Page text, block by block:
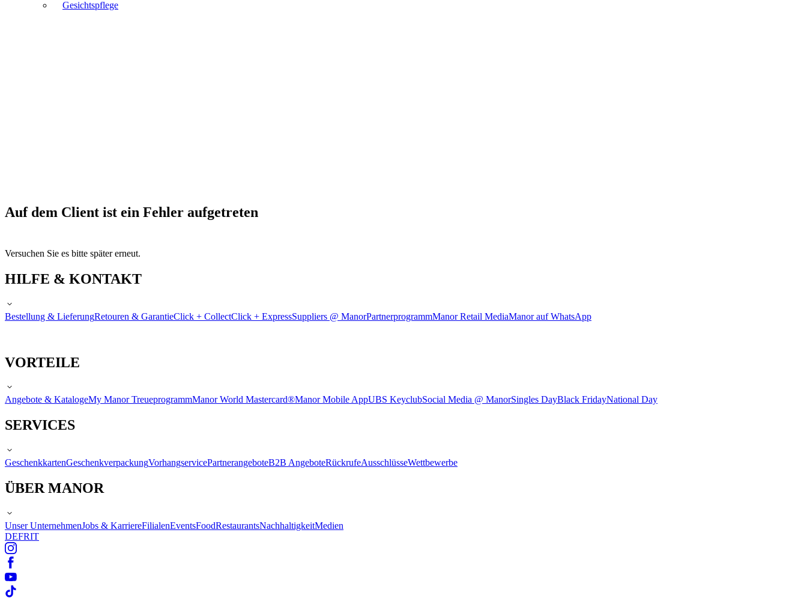
Gesichtspflege
Auf dem Client ist ein Fehler aufgetreten
Versuchen Sie es bitte später erneut.
HILFE & KONTAKT
Bestellung & LieferungRetouren & GarantieClick + CollectClick + ExpressSuppliers @ ManorPartnerprogrammManor Retail MediaManor auf WhatsApp
VORTEILE
Angebote & KatalogeMy Manor TreueprogrammManor World Mastercard®Manor Mobile AppUBS KeyclubSocial Media @ ManorSingles DayBlack FridayNational Day
SERVICES
GeschenkkartenGeschenkverpackungVorhangservicePartnerangeboteB2B AngeboteRückrufeAusschlüsseWettbewerbe
ÜBER MANOR
Unser UnternehmenJobs & KarriereFilialenEventsFoodRestaurantsNachhaltigkeitMedien
DEFRIT